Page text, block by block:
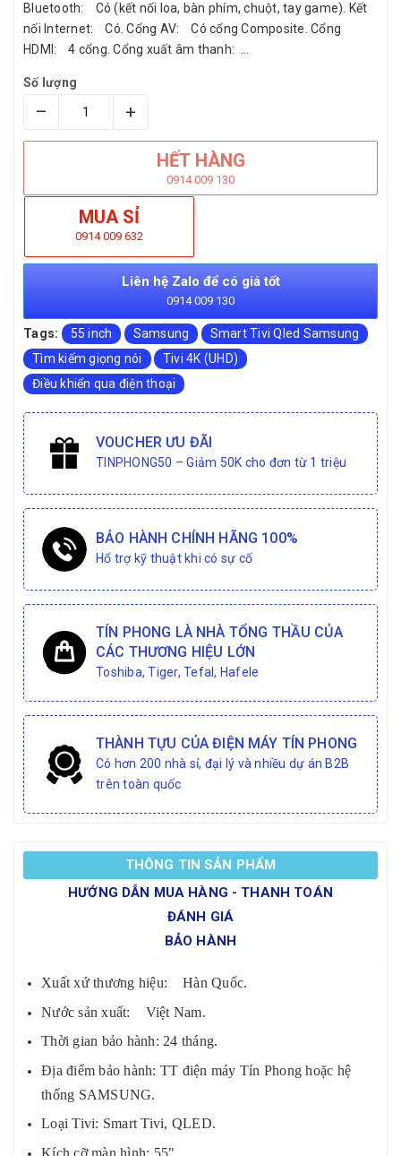
Bluetooth: Có (kết nối loa, bàn phím, chuột, tay game). Kết
nối Internet: Có. Cổng AV: Có cổng Composite. Cổng
HDMI: 4 cổng. Cổng xuất âm thanh: ...
Số lượng
– +
HẾT HÀNG
0914 009 130
MUA SỈ
0914 009 632
Liên hệ Zalo để có giá tốt
0914 009 130
Tags: 55 inch Samsung
Smart Tivi Qled Samsung
Tìm kiếm giọng nói
Tivi 4K (UHD)
Điều khiển qua điện thoại
VOUCHER ƯU ĐÃI
TINPHONG50 – Giảm 50K cho đơn từ 1 triệu
BẢO HÀNH CHÍNH HÃNG 100%
Hổ trợ kỹ thuật khi có sự cố
TÍN PHONG LÀ NHÀ TỔNG THẦU CỦA
CÁC THƯƠNG HIỆU LỚN
Toshiba, Tiger, Tefal, Hafele
THÀNH TỰU CỦA ĐIỆN MÁY TÍN PHONG
Có hơn 200 nhà sỉ, đại lý và nhiều dự án B2B
trên toàn quốc
THÔNG TIN SẢN PHẨM
HƯỚNG DẪN MUA HÀNG - THANH TOÁN
ĐÁNH GIÁ
BẢO HÀNH
Xuất xứ thương hiệu: Hàn Quốc.
Nước sản xuất: Việt Nam.
Thời gian bảo hành: 24 tháng.
Địa điểm bảo hành: TT điện máy Tín Phong hoặc hệ
thống SAMSUNG.
Loại Tivi: Smart Tivi, QLED.
Kích cỡ màn hình: 55".